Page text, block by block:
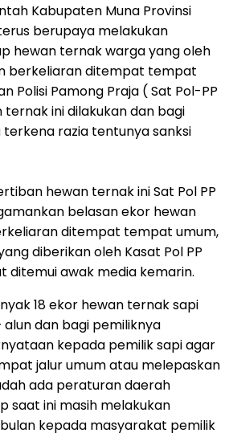
Kabupaten Muna Provinsi
berupaya melakukan
hewan ternak warga yang oleh
berkeliaran ditempat tempat
Polisi Pamong Praja ( Sat Pol-PP
ini dilakukan dan bagi
razia tentunya sanksi
hewan ternak ini Sat Pol PP
belasan ekor hewan
ditempat tempat umum,
diberikan oleh Kasat Pol PP
ditemui awak media kemarin.
18 ekor hewan ternak sapi
alun dan bagi pemiliknya
kepada pemilik sapi agar
jalur umum atau melepaskan
ada peraturan daerah
saat ini masih melakukan
kepada masyarakat pemilik